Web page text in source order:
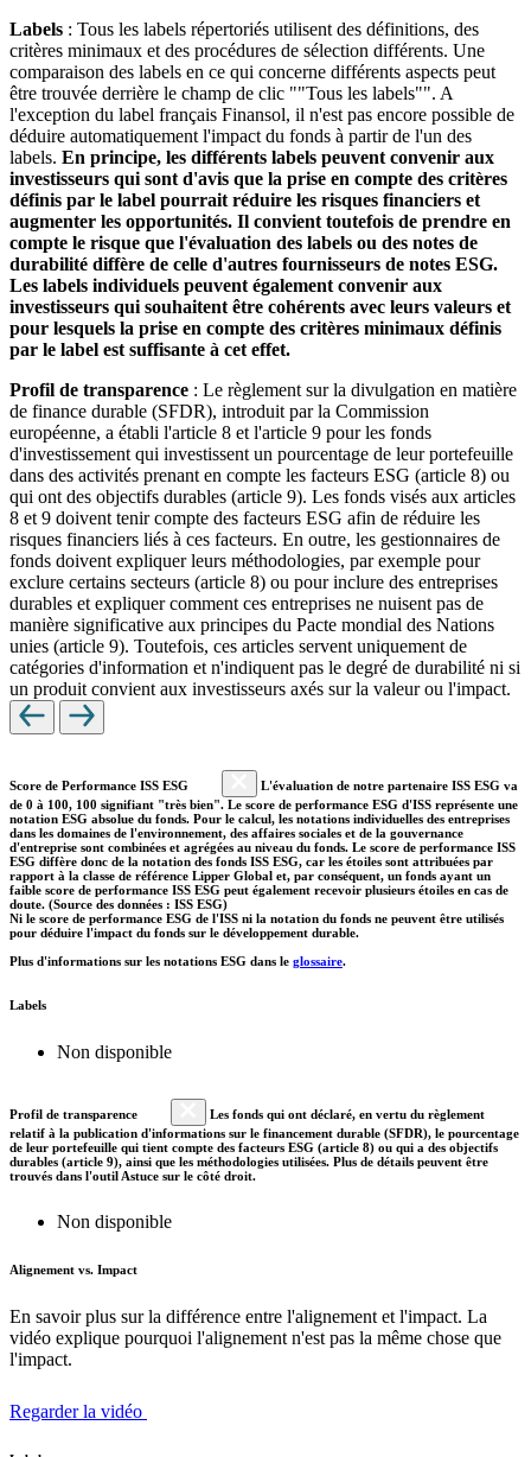
Labels : Tous les labels répertoriés utilisent des définitions, des
critères minimaux et des procédures de sélection différents. Une
comparaison des labels en ce qui concerne différents aspects peut
être trouvée derrière le champ de clic ""Tous les labels"". A
l'exception du label français Finansol, il n'est pas encore possible de
déduire automatiquement l'impact du fonds à partir de l'un des
labels. En principe, les différents labels peuvent convenir aux
investisseurs qui sont d'avis que la prise en compte des critères
définis par le label pourrait réduire les risques financiers et
augmenter les opportunités. Il convient toutefois de prendre en
compte le risque que l'évaluation des labels ou des notes de
durabilité diffère de celle d'autres fournisseurs de notes ESG.
Les labels individuels peuvent également convenir aux
investisseurs qui souhaitent être cohérents avec leurs valeurs et
pour lesquels la prise en compte des critères minimaux définis
par le label est suffisante à cet effet.
Profil de transparence : Le règlement sur la divulgation en matière
de finance durable (SFDR), introduit par la Commission
européenne, a établi l'article 8 et l'article 9 pour les fonds
d'investissement qui investissent un pourcentage de leur portefeuille
dans des activités prenant en compte les facteurs ESG (article 8) ou
qui ont des objectifs durables (article 9). Les fonds visés aux articles
8 et 9 doivent tenir compte des facteurs ESG afin de réduire les
risques financiers liés à ces facteurs. En outre, les gestionnaires de
fonds doivent expliquer leurs méthodologies, par exemple pour
exclure certains secteurs (article 8) ou pour inclure des entreprises
durables et expliquer comment ces entreprises ne nuisent pas de
manière significative aux principes du Pacte mondial des Nations
unies (article 9). Toutefois, ces articles servent uniquement de
catégories d'information et n'indiquent pas le degré de durabilité ni si
un produit convient aux investisseurs axés sur la valeur ou l'impact.
Score de Performance ISS ESG
L'évaluation de notre partenaire ISS ESG va
de 0 à 100, 100 signifiant "très bien". Le score de performance ESG d'ISS représente une
notation ESG absolue du fonds. Pour le calcul, les notations individuelles des entreprises
dans les domaines de l'environnement, des affaires sociales et de la gouvernance
d'entreprise sont combinées et agrégées au niveau du fonds. Le score de performance ISS
ESG diffère donc de la notation des fonds ISS ESG, car les étoiles sont attribuées par
rapport à la classe de référence Lipper Global et, par conséquent, un fonds ayant un
faible score de performance ISS ESG peut également recevoir plusieurs étoiles en cas de
doute. (Source des données : ISS ESG)
Ni le score de performance ESG de l'ISS ni la notation du fonds ne peuvent être utilisés
pour déduire l'impact du fonds sur le développement durable.
Plus d'informations sur les notations ESG dans le glossaire.
Labels
Non disponible
Profil de transparence
Les fonds qui ont déclaré, en vertu du règlement
relatif à la publication d'informations sur le financement durable (SFDR), le pourcentage
de leur portefeuille qui tient compte des facteurs ESG (article 8) ou qui a des objectifs
durables (article 9), ainsi que les méthodologies utilisées. Plus de détails peuvent être
trouvés dans l'outil Astuce sur le côté droit.
Non disponible
Alignement vs. Impact
En savoir plus sur la différence entre l'alignement et l'impact. La
vidéo explique pourquoi l'alignement n'est pas la même chose que
l'impact.
Regarder la vidéo